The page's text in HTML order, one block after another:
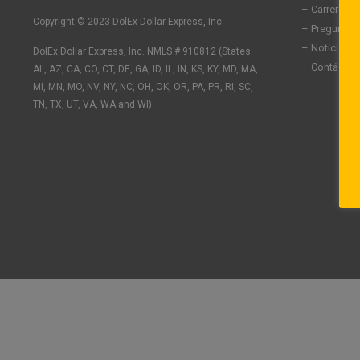
k
d
i
n
-
e
o
o
k
-
t
g
r
a
Copyright © 2023 DolEx Dollar Express, Inc.
DolEx Dollar Express, Inc. NMLS # 910812 (States:
AL, AZ, CA, CO, CT, DE, GA, ID, IL, IN, KS, KY, MD, MA,
MI, MN, MO, NV, NY, NC, OH, OK, OR, PA, PR, RI, SC,
TN, TX, UT, VA, WA and WI)
– Carreras
–
– Noticias
–